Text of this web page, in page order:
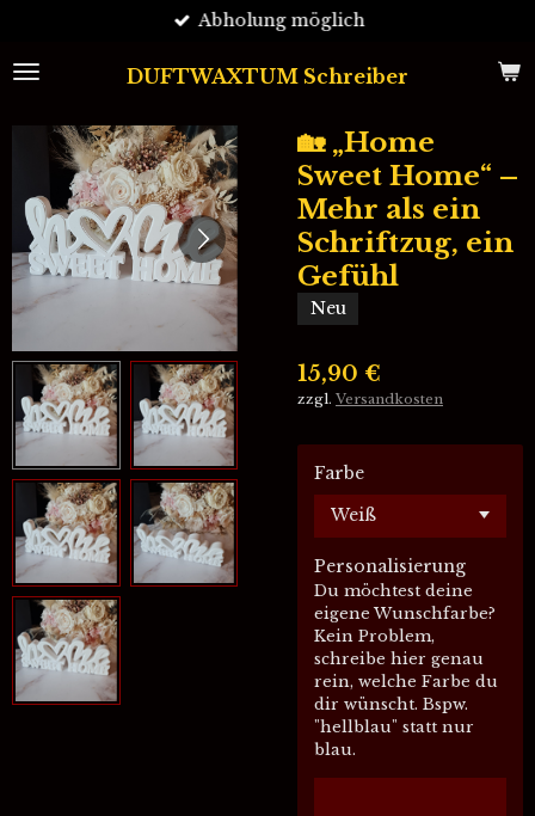
springen
DUFTWAXTUM Schreiber
Abholung möglich
🏡 „Home
Sweet Home“ –
Mehr als ein
Schriftzug, ein
Gefühl
Neu
15,90 €
zzgl. Versandkosten
Farbe
Personalisierung
Du möchtest deine
eigene Wunschfarbe?
Kein Problem,
schreibe hier genau
rein, welche Farbe du
dir wünscht. Bspw.
"hellblau" statt nur
blau.